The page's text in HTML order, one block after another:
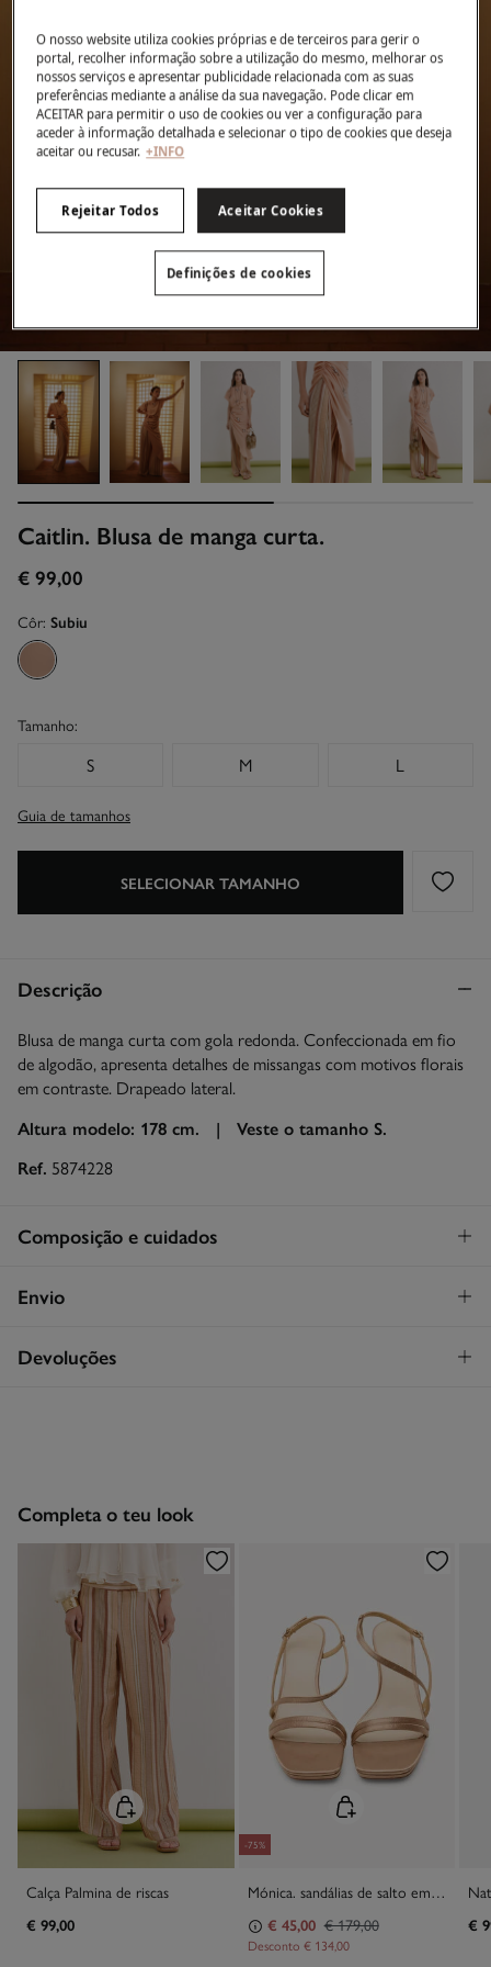
Caitlin. Blusa de manga curta.
€ 99,00
Côr: Subiu
Tamanho:
S M L
Guia de tamanhos
SELECIONAR TAMANHO
Descrição
Blusa de manga curta com gola redonda. Confeccionada em fio
de algodão, apresenta detalhes de missangas com motivos florais
em contraste. Drapeado lateral.
Altura modelo: 178 cm. | Veste o tamanho S.
Ref. 5874228
Composição e cuidados
Composição
Cuidados
Proibido limpeza a seco
Envio
STANDARD
Devoluções
Completa o teu look
Calça Palmina de riscas
€ 99,00
-75%
Mónica. sandálias de salto em cetim
€ 45,00 € 179,00
Desconto € 134,00
€
O nosso website utiliza cookies próprias e de terceiros para gerir o
portal, recolher informação sobre a utilização do mesmo, melhorar os
nossos serviços e apresentar publicidade relacionada com as suas
preferências mediante a análise da sua navegação. Pode clicar em
ACEITAR para permitir o uso de cookies ou ver a configuração para
aceder à informação detalhada e selecionar o tipo de cookies que deseja
aceitar ou recusar. +INFO
Rejeitar Todos Aceitar Cookies
Definições de cookies